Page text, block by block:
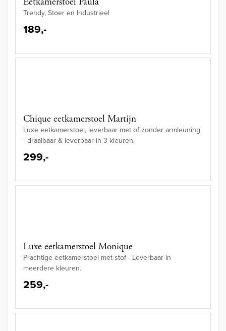
Trendy, Stoer en Industrieel
189,-
Chique eetkamerstoel Martijn
Luxe eetkamerstoel, leverbaar met of zonder armleuning
- draaibaar & leverbaar in 3 kleuren.
299,-
Luxe eetkamerstoel Monique
Prachtige eetkamerstoel met stof - Leverbaar in
meerdere kleuren.
259,-